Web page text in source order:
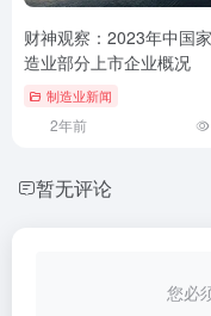
财神观察：2023年中国
造业部分上市企业概况
制造业新闻
2年前
暂无评论
您必